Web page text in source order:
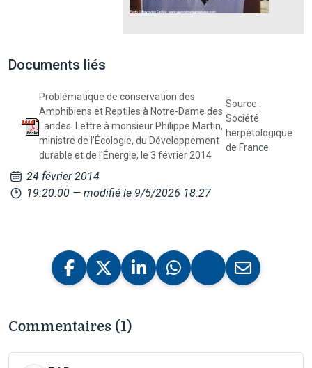
Documents liés
Problématique de conservation des
Amphibiens et Reptiles à Notre-Dame des
Landes. Lettre à monsieur Philippe Martin,
ministre de l'Écologie, du Développement
durable et de l'Énergie, le 3 février 2014
Source :
Société
herpétologique
de France
24 février 2014
19:20:00 — modifié le 9/5/2026 18:27
Commentaires (1)